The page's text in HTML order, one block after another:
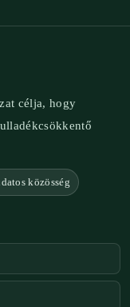
célja, hogy
közösség